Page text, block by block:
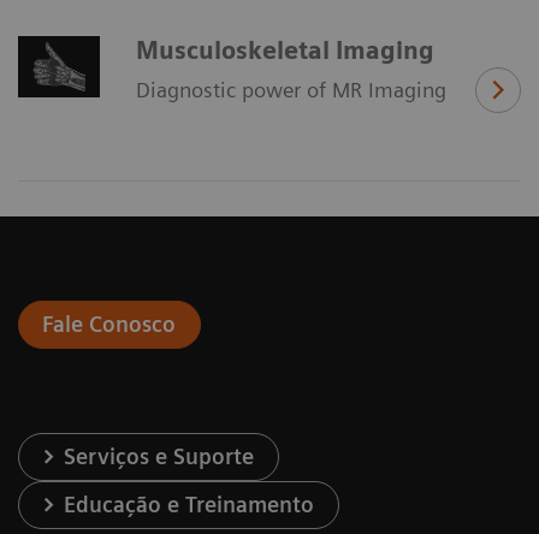
Musculoskeletal Imaging
Diagnostic power of MR Imaging
Fale Conosco
Serviços e Suporte
Educação e Treinamento